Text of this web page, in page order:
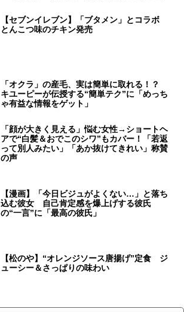
【セブンイレブン】「ブタメン」とコラボ
とんこつ味のチキン発売
「オクラ」の産毛、実は簡単に取れる！？
キユーピーが伝授する“簡単テク”に「めっち
ゃ有益な情報をゲット」
「顔が大きく見える」悩む女性→ショートヘ
アで“白髪＆おでこのシワ”もカバー！「若返
って別人みたい」「あか抜けてきれい」称賛
の声
【漫画】「今日ビジュがよくない…」と落ち
込む彼女 自己肯定感を爆上げする彼氏
の“一言”に「最高の彼氏」
【松のや】“オレンジソース唐揚げ”定食 ジ
ューシー＆さっぱりの味わい